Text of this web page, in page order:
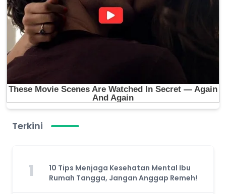
Terkini
1
10 Tips Menjaga Kesehatan Mental Ibu
Rumah Tangga, Jangan Anggap Remeh!